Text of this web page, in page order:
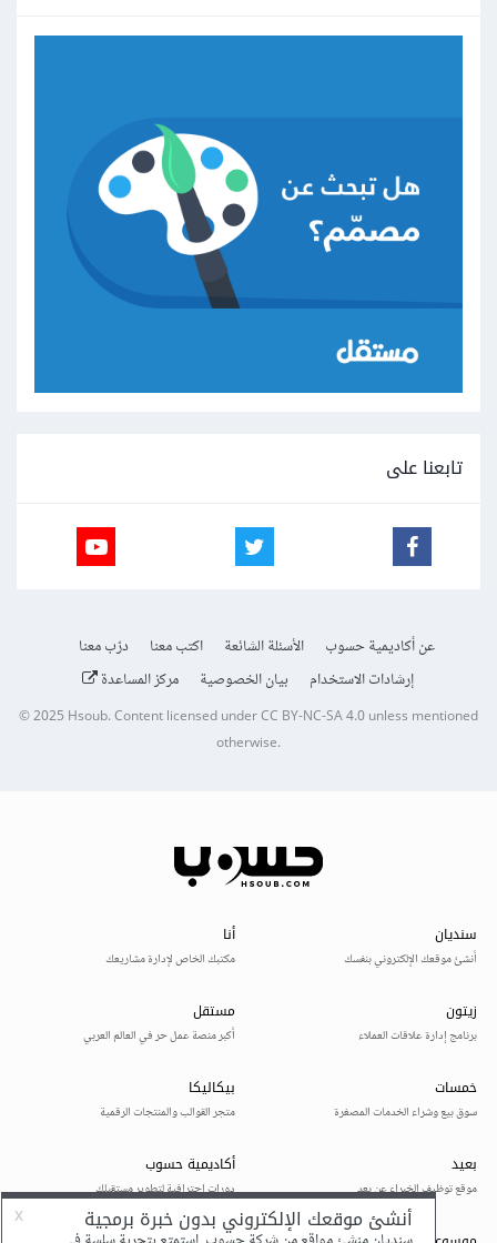
تابعنا على
عن أكاديمية حسوب الأسئلة الشائعة اكتب معنا
درّب معنا
إرشادات الاستخدام
بيان الخصوصية مركز المساعدة
© 2025Hsoub.Content licensed underCC BY-NC-SA 4.0unless mentioned
otherwise.